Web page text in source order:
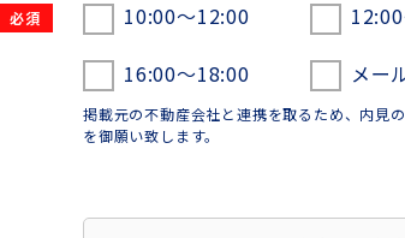
10:00〜12:00
16:00〜18:00
メー
掲載元の不動産会社と連携を取るため、内見
を御願い致します。